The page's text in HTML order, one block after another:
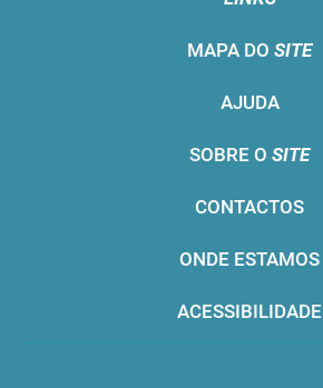
MAPA DO SITE
AJUDA
SOBRE O SITE
CONTACTOS
ONDE ESTAMOS
ACESSIBILIDADE